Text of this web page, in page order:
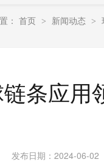
： 首页 > 新闻动态 >
条应用
发布日期：2024-06-02